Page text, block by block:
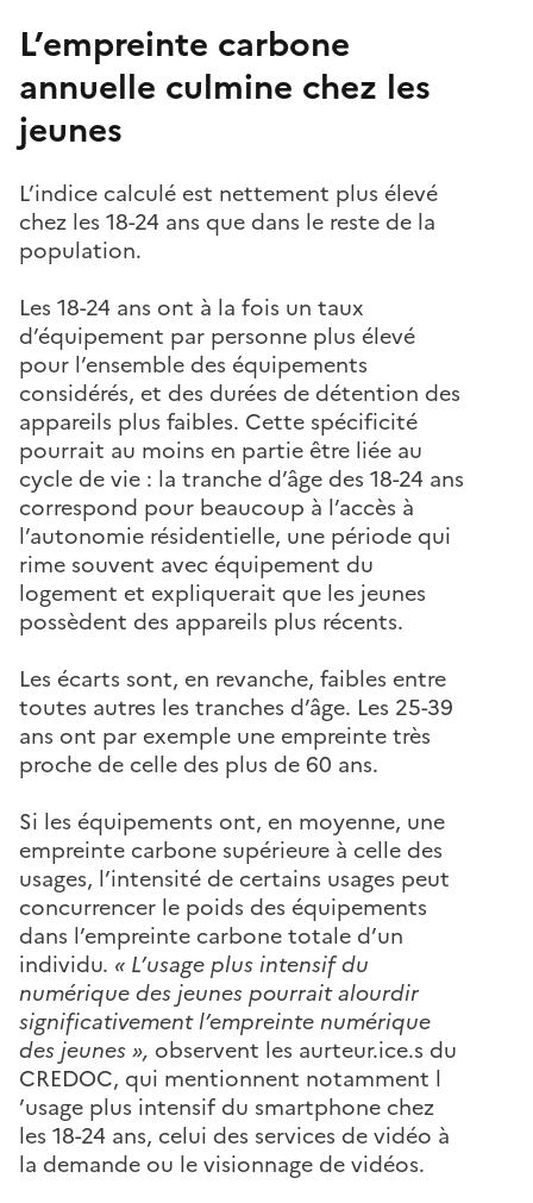
L’empreinte carbone
annuelle culmine chez les
jeunes
L’indice calculé est nettement plus élevé
chez les 18-24 ans que dans le reste de la
population.
Les 18-24 ans ont à la fois un taux
d’équipement par personne plus élevé
pour l’ensemble des équipements
considérés, et des durées de détention des
appareils plus faibles. Cette spécificité
pourrait au moins en partie être liée au
cycle de vie : la tranche d’âge des 18-24 ans
correspond pour beaucoup à l’accès à
l’autonomie résidentielle, une période qui
rime souvent avec équipement du
logement et expliquerait que les jeunes
possèdent des appareils plus récents.
Les écarts sont, en revanche, faibles entre
toutes autres les tranches d’âge. Les 25-39
ans ont par exemple une empreinte très
proche de celle des plus de 60 ans.
Si les équipements ont, en moyenne, une
empreinte carbone supérieure à celle des
usages, l’intensité de certains usages peut
concurrencer le poids des équipements
dans l’empreinte carbone totale d’un
individu. « L’usage plus intensif du
numérique des jeunes pourrait alourdir
significativement l’empreinte numérique
des jeunes », observent les aurteur.ice.s du
CREDOC, qui mentionnent notamment l
’usage plus intensif du smartphone chez
les 18-24 ans, celui des services de vidéo à
la demande ou le visionnage de vidéos.